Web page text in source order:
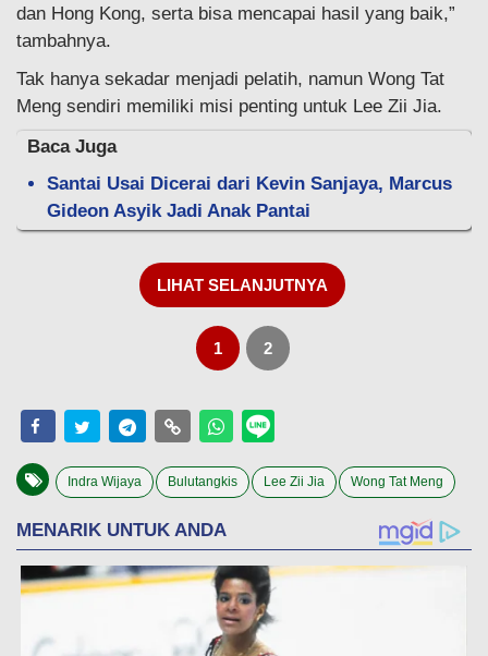
dan Hong Kong, serta bisa mencapai hasil yang baik,”
tambahnya.
Tak hanya sekadar menjadi pelatih, namun Wong Tat
Meng sendiri memiliki misi penting untuk Lee Zii Jia.
Baca Juga
Santai Usai Dicerai dari Kevin Sanjaya, Marcus
Gideon Asyik Jadi Anak Pantai
LIHAT SELANJUTNYA
1 2
Indra Wijaya Bulutangkis Lee Zii Jia Wong Tat Meng